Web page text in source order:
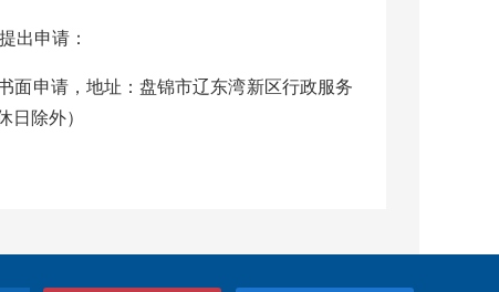
出申请：
面申请，地址：盘锦市辽东湾新区行政服务
日除外）